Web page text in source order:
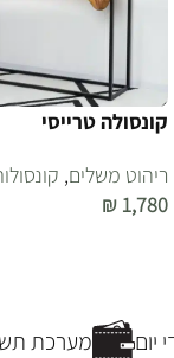
קונסולה טרייסי
ריהוט משלים,
₪ 1,780
מערכת